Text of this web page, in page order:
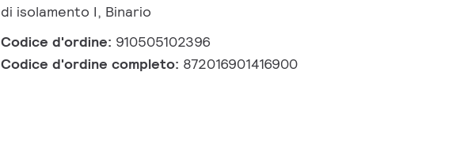
di isolamento I, Binario
Codice d'ordine: 910505102396
Codice d'ordine completo: 872016901416900